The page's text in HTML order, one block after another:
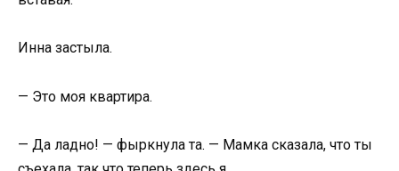
Инна застыла.
— Это моя квартира.
— Да ладно! — фыркнула та. — Мамка сказала, что ты